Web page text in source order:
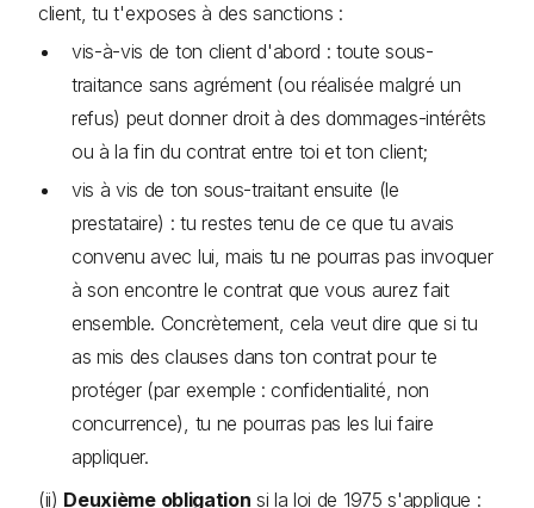
client, tu t'exposes à des sanctions :
vis-à-vis de ton client d'abord : toute sous-
traitance sans agrément (ou réalisée malgré un
refus) peut donner droit à des dommages-intérêts
ou à la fin du contrat entre toi et ton client;
vis à vis de ton sous-traitant ensuite (le
prestataire) : tu restes tenu de ce que tu avais
convenu avec lui, mais tu ne pourras pas invoquer
à son encontre le contrat que vous aurez fait
ensemble. Concrètement, cela veut dire que si tu
as mis des clauses dans ton contrat pour te
protéger (par exemple : confidentialité, non
concurrence), tu ne pourras pas les lui faire
appliquer.
(ii) Deuxième obligation si la loi de 1975 s'applique :